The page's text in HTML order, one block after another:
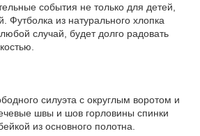
события не только для детей,
Футболка из натурального хлопка
случай, будет долго радовать
силуэта с округлым воротом и
швы и шов горловины спинки
из основного полотна.